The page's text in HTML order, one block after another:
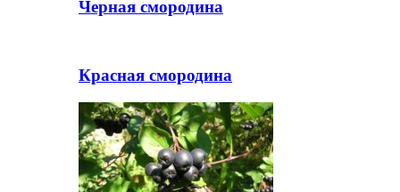
Черная смородина
Красная смородина